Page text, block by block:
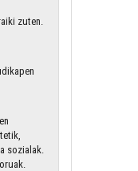
zuten.
sozialak.